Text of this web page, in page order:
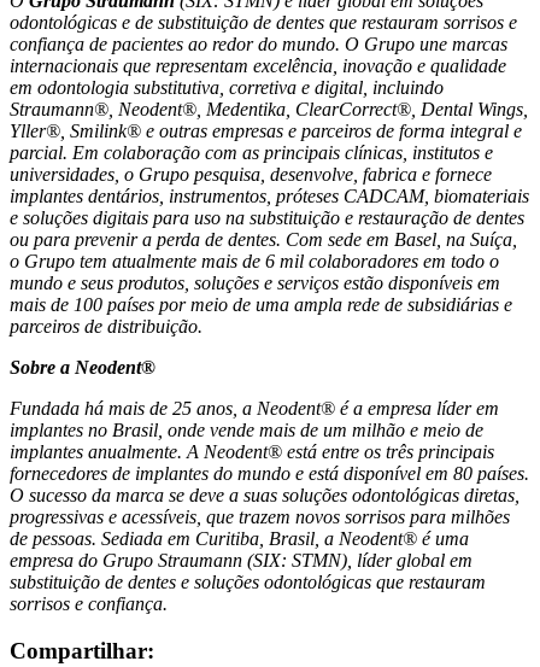
odontológicas e de substituição de dentes que restauram sorrisos e
confiança de pacientes ao redor do mundo. O Grupo une marcas
internacionais que representam excelência, inovação e qualidade
em odontologia substitutiva, corretiva e digital, incluindo
Straumann®, Neodent®, Medentika, ClearCorrect®, Dental Wings,
Yller®, Smilink® e outras empresas e parceiros de forma integral e
parcial. Em colaboração com as principais clínicas, institutos e
universidades, o Grupo pesquisa, desenvolve, fabrica e fornece
implantes dentários, instrumentos, próteses CADCAM, biomateriais
e soluções digitais para uso na substituição e restauração de dentes
ou para prevenir a perda de dentes. Com sede em Basel, na Suíça,
o Grupo tem atualmente mais de 6 mil colaboradores em todo o
mundo e seus produtos, soluções e serviços estão disponíveis em
mais de 100 países por meio de uma ampla rede de subsidiárias e
parceiros de distribuição.
Sobre a Neodent®
Fundada há mais de 25 anos, a Neodent® é a empresa líder em
implantes no Brasil, onde vende mais de um milhão e meio de
implantes anualmente. A Neodent® está entre os três principais
fornecedores de implantes do mundo e está disponível em 80 países.
O sucesso da marca se deve a suas soluções odontológicas diretas,
progressivas e acessíveis, que trazem novos sorrisos para milhões
de pessoas. Sediada em Curitiba, Brasil, a Neodent®️ é uma
empresa do Grupo Straumann (SIX: STMN), líder global em
substituição de dentes e soluções odontológicas que restauram
sorrisos e confiança.
Compartilhar: